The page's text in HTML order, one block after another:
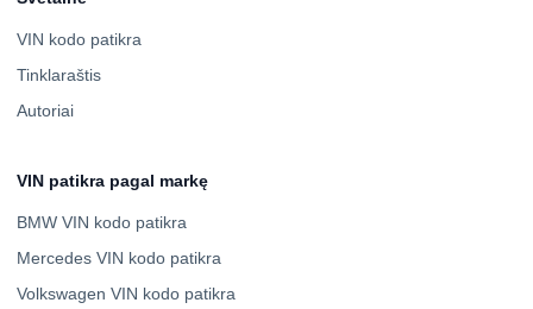
VIN kodo patikra
Tinklaraštis
Autoriai
VIN patikra pagal markę
BMW VIN kodo patikra
Mercedes VIN kodo patikra
Volkswagen VIN kodo patikra